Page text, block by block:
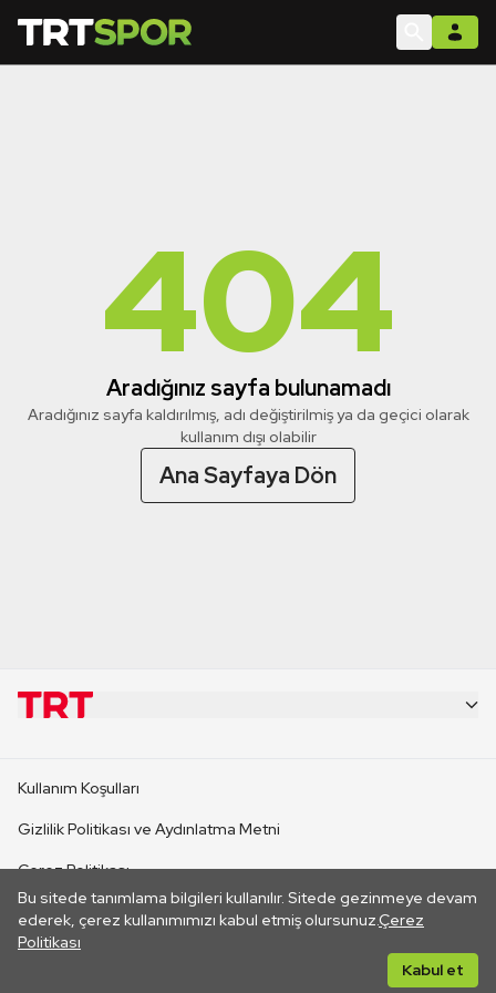
404
Aradığınız sayfa bulunamadı
Aradığınız sayfa kaldırılmış, adı değiştirilmiş ya da geçici olarak
kullanım dışı olabilir
Ana Sayfaya Dön
Bu sitede tanımlama bilgileri kullanılır. Sitede gezinmeye devam
ederek, çerez kullanımımızı kabul etmiş olursunuz.Çerez
Politikası
Kabul et
CANLI YAYINLAR
Kullanım Koşulları
Gizlilik Politikası ve Aydınlatma Metni
Çerez Politikası
İletişim
Her hakkı saklıdır. ©2026 TRT. Bağlantı yoluyla gidilen dış